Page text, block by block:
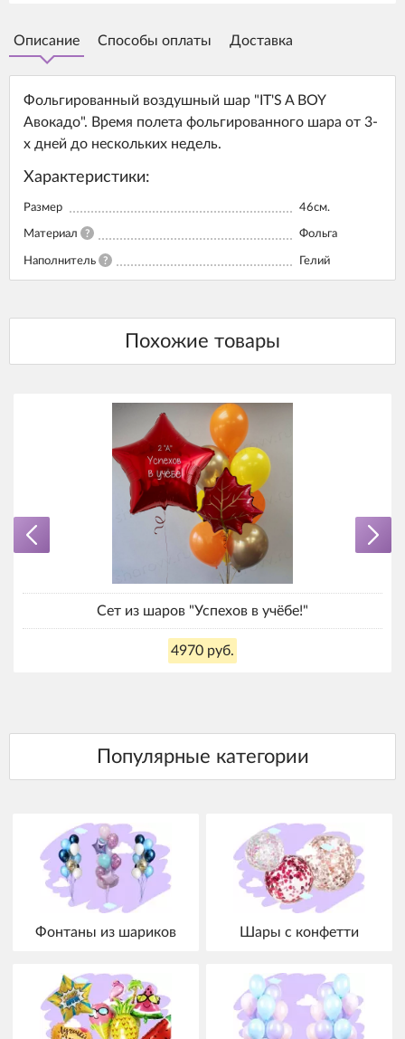
Описание Способы оплаты Доставка
Фольгированный воздушный шар "IT'S A BOY
Авокадо". Время полета фольгированного шара от 3-
х дней до нескольких недель.
Характеристики:
Размер 46см.
Материал ? Фольга
Наполнитель ? Гелий
Сет из шаров "Успехов в учёбе!"
4970 руб.
Фонтаны из шариков Шары с конфетти